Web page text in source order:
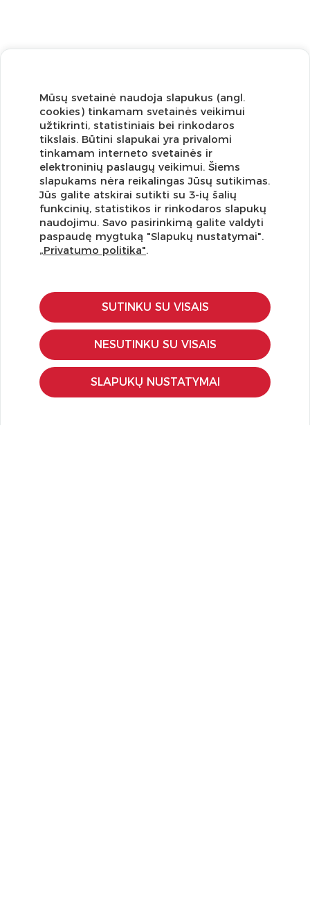
Užsisakykite naujienlaiškį ir pirmi gaukite geriausius
pasiūlymus!
KLIENTŲ APTARNAVIMAS
Pirkimo – pardavimo taisyklės
Pristatymas ir grąžinimas
Apmokėjimo būdai
Kokybės ir saugumo standartai
Privatumo taisyklės
Mūsų svetainė naudoja slapukus (angl.
cookies) tinkamam svetainės veikimui
užtikrinti, statistiniais bei rinkodaros
tikslais. Būtini slapukai yra privalomi
tinkamam interneto svetainės ir
elektroninių paslaugų veikimui. Šiems
slapukams nėra reikalingas Jūsų sutikimas.
Jūs galite atskirai sutikti su 3-ių šalių
funkcinių, statistikos ir rinkodaros slapukų
naudojimu. Savo pasirinkimą galite valdyti
paspaudę mygtuką "Slapukų nustatymai".
„Privatumo politika".
SUTINKU SU VISAIS
NESUTINKU SU VISAIS
SLAPUKŲ NUSTATYMAI